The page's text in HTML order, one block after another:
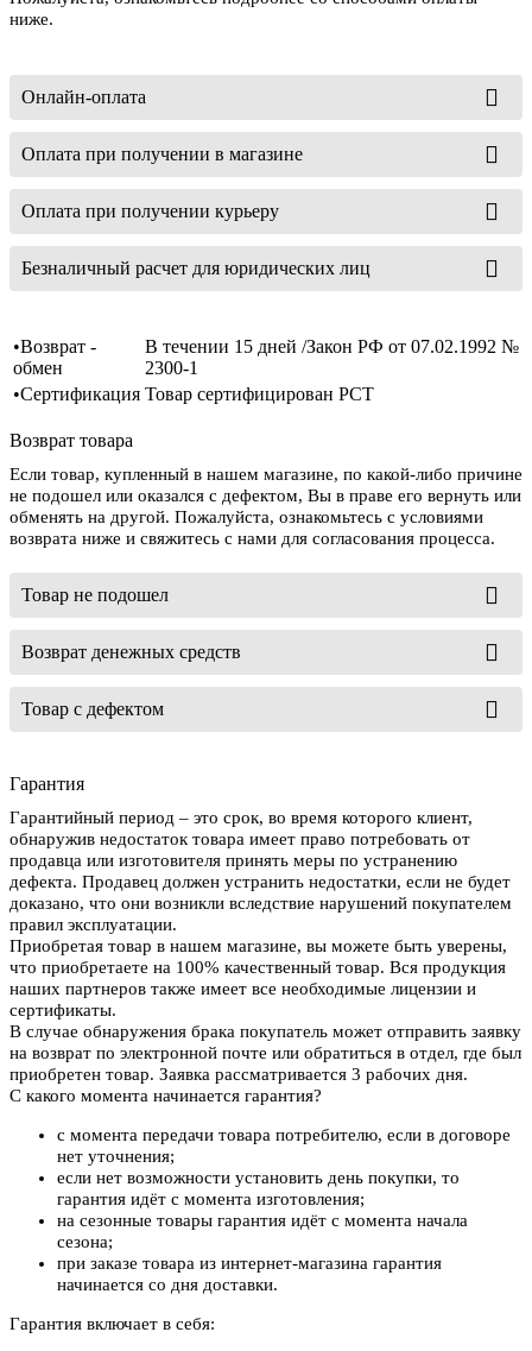
ниже.
Онлайн-оплата
Оплата при получении в магазине
Оплата при получении курьеру
Безналичный расчет для юридических лиц
•Возврат -
обмен
В течении 15 дней /Закон РФ от 07.02.1992 №
2300-1
•Сертификация Товар сертифицирован РСТ
Возврат товара
Если товар, купленный в нашем магазине, по какой-либо причине
не подошел или оказался с дефектом, Вы в праве его вернуть или
обменять на другой. Пожалуйста, ознакомьтесь с условиями
возврата ниже и свяжитесь с нами для согласования процесса.
Товар не подошел
Возврат денежных средств
Товар с дефектом
Гарантия
Гарантийный период – это срок, во время которого клиент,
обнаружив недостаток товара имеет право потребовать от
продавца или изготовителя принять меры по устранению
дефекта. Продавец должен устранить недостатки, если не будет
доказано, что они возникли вследствие нарушений покупателем
правил эксплуатации.
Приобретая товар в нашем магазине, вы можете быть уверены,
что приобретаете на 100% качественный товар. Вся продукция
наших партнеров также имеет все необходимые лицензии и
сертификаты.
В случае обнаружения брака покупатель может отправить заявку
на возврат по электронной почте или обратиться в отдел, где был
приобретен товар. Заявка рассматривается 3 рабочих дня.
С какого момента начинается гарантия?
с момента передачи товара потребителю, если в договоре
нет уточнения;
если нет возможности установить день покупки, то
гарантия идёт с момента изготовления;
на сезонные товары гарантия идёт с момента начала
сезона;
при заказе товара из интернет-магазина гарантия
начинается со дня доставки.
Гарантия включает в себя: